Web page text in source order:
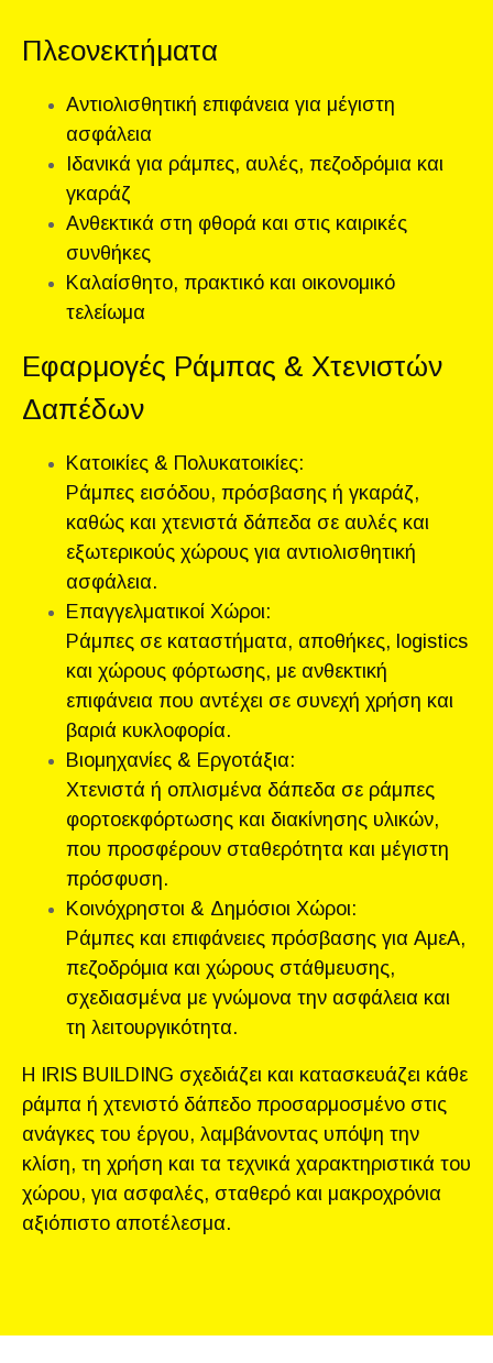
Πλεονεκτήματα
Αντιολισθητική επιφάνεια για μέγιστη
ασφάλεια
Ιδανικά για ράμπες, αυλές, πεζοδρόμια και
γκαράζ
Ανθεκτικά στη φθορά και στις καιρικές
συνθήκες
Καλαίσθητο, πρακτικό και οικονομικό
τελείωμα
Εφαρμογές Ράμπας & Χτενιστών
Δαπέδων
Κατοικίες & Πολυκατοικίες:
Ράμπες εισόδου, πρόσβασης ή γκαράζ,
καθώς και χτενιστά δάπεδα σε αυλές και
εξωτερικούς χώρους για αντιολισθητική
ασφάλεια.
Επαγγελματικοί Χώροι:
Ράμπες σε καταστήματα, αποθήκες, logistics
και χώρους φόρτωσης, με ανθεκτική
επιφάνεια που αντέχει σε συνεχή χρήση και
βαριά κυκλοφορία.
Βιομηχανίες & Εργοτάξια:
Χτενιστά ή οπλισμένα δάπεδα σε ράμπες
φορτοεκφόρτωσης και διακίνησης υλικών,
που προσφέρουν σταθερότητα και μέγιστη
πρόσφυση.
Κοινόχρηστοι & Δημόσιοι Χώροι:
Ράμπες και επιφάνειες πρόσβασης για ΑμεΑ,
πεζοδρόμια και χώρους στάθμευσης,
σχεδιασμένα με γνώμονα την ασφάλεια και
τη λειτουργικότητα.
Η IRIS BUILDING σχεδιάζει και κατασκευάζει κάθε
ράμπα ή χτενιστό δάπεδο προσαρμοσμένο στις
ανάγκες του έργου, λαμβάνοντας υπόψη την
κλίση, τη χρήση και τα τεχνικά χαρακτηριστικά του
χώρου, για ασφαλές, σταθερό και μακροχρόνια
αξιόπιστο αποτέλεσμα.